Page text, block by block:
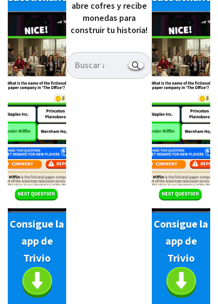
Consigue la
app de
Trivio
abre cofres y recibe
monedas para
construir tu historia!
Consigue la
app de
Trivio